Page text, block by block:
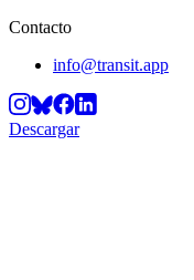
Contacto
info@transit.app
Descargar